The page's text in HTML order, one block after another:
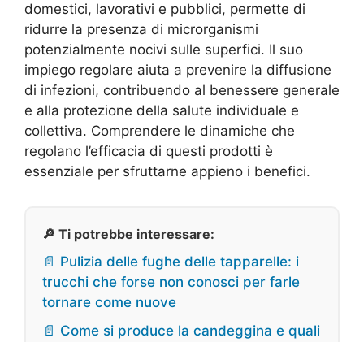
domestici, lavorativi e pubblici, permette di
ridurre la presenza di microrganismi
potenzialmente nocivi sulle superfici. Il suo
impiego regolare aiuta a prevenire la diffusione
di infezioni, contribuendo al benessere generale
e alla protezione della salute individuale e
collettiva. Comprendere le dinamiche che
regolano l’efficacia di questi prodotti è
essenziale per sfruttarne appieno i benefici.
🔎 Ti potrebbe interessare:
📄 Pulizia delle fughe delle tapparelle: i
trucchi che forse non conosci per farle
tornare come nuove
📄 Come si produce la candeggina e quali